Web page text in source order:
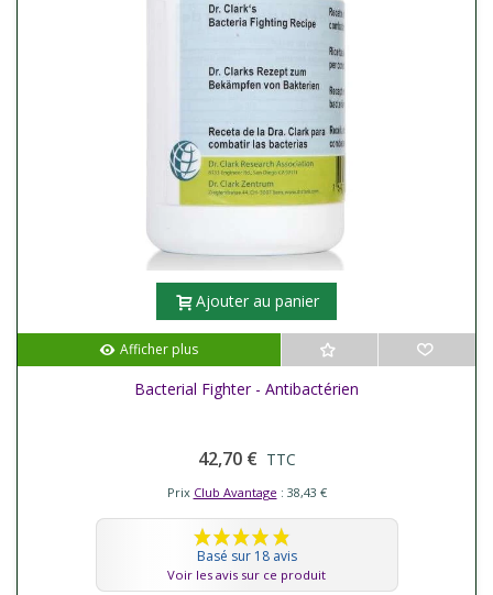
Ajouter au panier
Afficher plus
Bacterial Fighter - Antibactérien
42,70 € TTC
Prix Club Avantage : 38,43 €
Basé sur 18 avis
Voir les avis sur ce produit